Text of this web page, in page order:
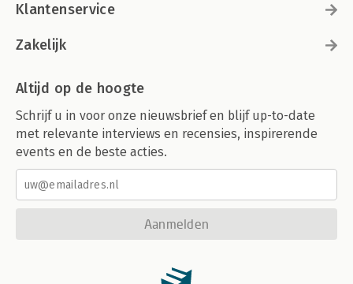
Klantenservice
Zakelijk
Altijd op de hoogte
Schrijf u in voor onze nieuwsbrief en blijf up-to-date
met relevante interviews en recensies, inspirerende
events en de beste acties.
Aanmelden